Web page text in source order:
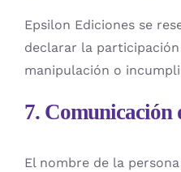
Epsilon Ediciones se
declarar la
manipulación o
7. Comunicación
El nombre de la